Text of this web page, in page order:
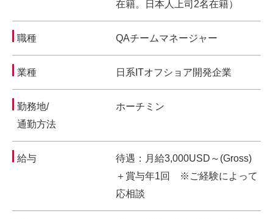
在籍。日本人上司2名在籍）
職種 QAチームマネージャー
業種 日系ITオフショア開発企業
勤務地/
通勤方法
ホーチミン
給与
待遇：月給3,000USD～(Gross)
＋賞与年1回 ※ご経験によって
応相談